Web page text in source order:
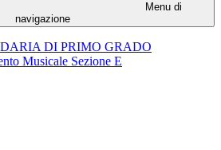
Menu di
navigazione
DI PRIMO GRADO
Musicale Sezione E